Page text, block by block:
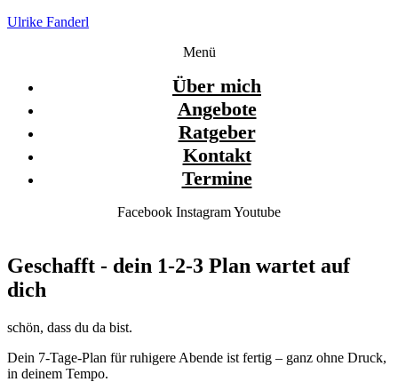
Ulrike Fanderl
Menü
Über mich
Angebote
Ratgeber
Kontakt
Termine
Facebook InstagramYoutube
Geschafft - dein 1-2-3 Plan wartet auf
dich
schön, dass du da bist.
Dein 7-Tage-Plan für ruhigere Abende ist fertig – ganz ohne Druck,
in deinem Tempo.